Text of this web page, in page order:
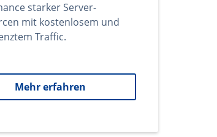
starker Server-
mit kostenlosem und
Traffic.
Mehr erfahren